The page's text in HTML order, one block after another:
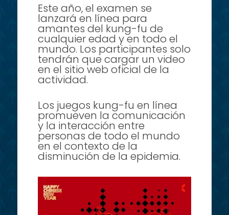
Este año, el examen se
lanzará en línea para
amantes del kung-fu de
cualquier edad y en todo el
mundo. Los participantes solo
tendrán que cargar un video
en el sitio web oficial de la
actividad.
Los juegos kung-fu en línea
promueven la comunicación
y la interacción entre
personas de todo el mundo
en el contexto de la
disminución de la epidemia.